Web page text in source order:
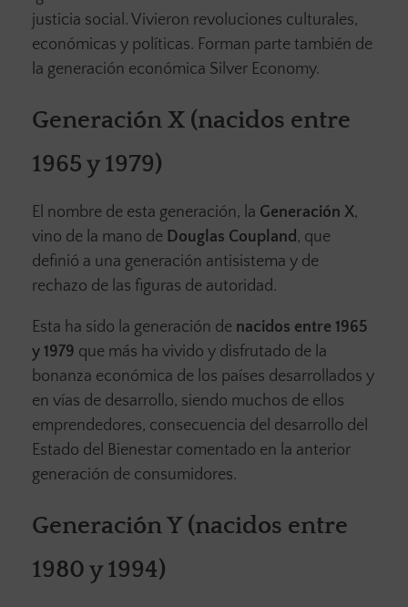
justicia social. Vivieron revoluciones culturales,
económicas y políticas. Forman parte también de
la generación económica Silver Economy.
Generación X (nacidos entre
1965 y 1979)
El nombre de esta generación, la Generación X,
vino de la mano de Douglas Coupland, que
definió a una generación antisistema y de
rechazo de las figuras de autoridad.
Esta ha sido la generación de nacidos entre 1965
y 1979 que más ha vivido y disfrutado de la
bonanza económica de los países desarrollados y
en vías de desarrollo, siendo muchos de ellos
emprendedores, consecuencia del desarrollo del
Estado del Bienestar comentado en la anterior
generación de consumidores.
Generación Y (nacidos entre
1980 y 1994)